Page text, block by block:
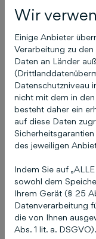
Konkurrenz
Starke
höhere
optimierte
Anzeigen
Google
Suchhistorie
deiner
Google
Anzeigen in
rotiert
Wir
Einige Anbieter
Verarbeitung zu
Daten an Länder
Datenschutzniveau
nicht mit dem in
besteht daher ein
auf diese Daten
des jeweiligen
Indem Sie auf
sowohl dem
Ihrem Gerät (§ 25
Datenverarbeitung
die von Ihnen
Abs. 1 lit. a. DSGVO).